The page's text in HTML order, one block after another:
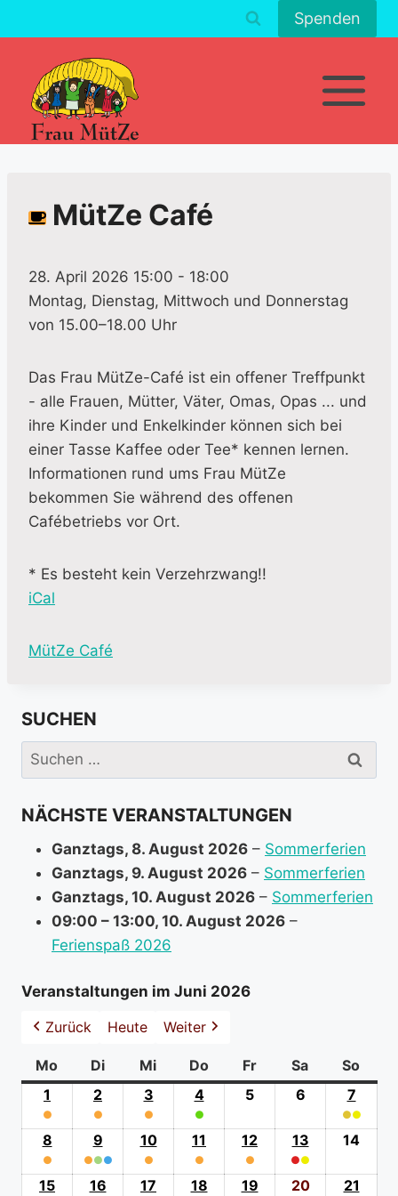
Inhalt
Spenden
MütZe Café
28. April 2026 15:00 - 18:00
Montag, Dienstag, Mittwoch und Donnerstag
von 15.00–18.00 Uhr
Das Frau MütZe-Café ist ein offener Treffpunkt
- alle Frauen, Mütter, Väter, Omas, Opas ... und
ihre Kinder und Enkelkinder können sich bei
einer Tasse Kaffee oder Tee* kennen lernen.
Informationen rund ums Frau MütZe
bekommen Sie während des offenen
Cafébetriebs vor Ort.
* Es besteht kein Verzehrzwang!!
iCal
M
e
i
n
o
n
b
u
MütZe Café
SUCHEN
Suchen
nach:
NÄCHSTE VERANSTALTUNGEN
Ganztags, 8. August 2026 – Sommerferien
Ganztags, 9. August 2026 – Sommerferien
Ganztags, 10. August 2026 – Sommerferien
09:00 – 13:00, 10. August 2026 –
Ferienspaß 2026
Veranstaltungen im Juni 2026
Zurück
Heute Weiter
Mo Montag
DiDienstag
Mi Mittwoch
DoDonnerstag
FrFreitag
Sa Samstag
So
1
Juni
2026
●
(1
event
category)
2
●
(1
event
category)
3
2026
●
(1
event
category)
44.
2026
●
(1
event
category)
5
2026
event
categories)
6
2026
event
categories)
7
Juni
2026
●●
(2
8
2026
●
(1
9
Juni
2026
●●●
(3
1010.
2026
●
(1
11
2026
●
(1
12
2026
●
(1
13
Juni
2026
●●
(2
14
event
15 16 17 18 19 2020.
21